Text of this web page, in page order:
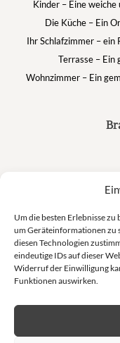
Um die besten Erlebnisse
um Geräteinformationen zu
diesen Technologien
eindeutige IDs auf dieser
Widerruf der Einwilligung
Funktionen auswirken.
Kinder – Eine
Die Küche – Ein
Ihr Schlafzimmer –
Terrasse – Ein
Wohnzimmer – Ein